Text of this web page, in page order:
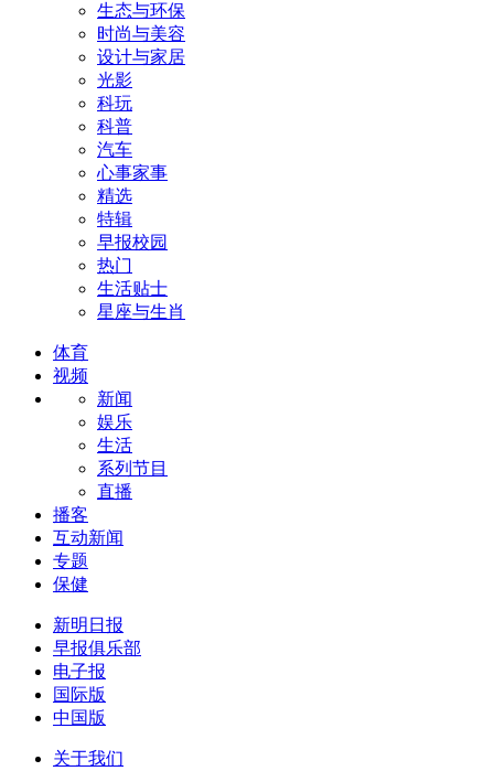
生态与环保
时尚与美容
设计与家居
光影
科玩
科普
汽车
心事家事
精选
特辑
早报校园
热门
生活贴士
星座与生肖
体育
视频
新闻
娱乐
生活
系列节目
直播
播客
互动新闻
专题
保健
新明日报
早报俱乐部
电子报
国际版
中国版
关于我们